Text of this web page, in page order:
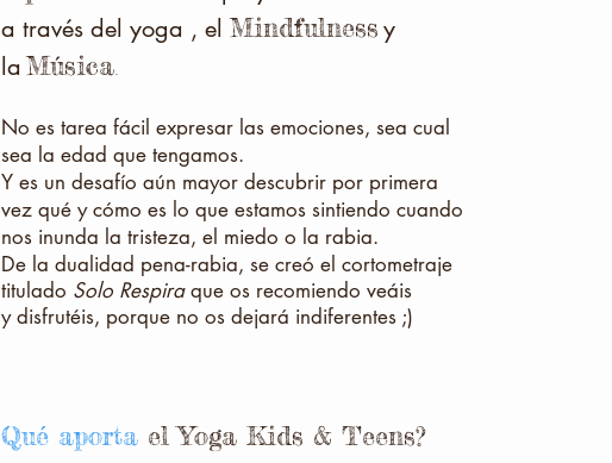
a través del yoga , elMindfulnessy
la Música.
No es tarea fácil expresar las emociones, sea cual
sea la edad que tengamos.
Y es un desafío aún mayor descubrir por primera
vez qué y cómo es lo que estamos sintiendo cuando
nos inunda la tristeza, el miedo o la rabia.
De la dualidad pena-rabia, se creó el cortometraje
titulado Solo Respiraque os recomiendo veáis
y disfrutéis, porque no os dejará indiferentes ;)
Qué aporta el Yoga Kids & Teens?